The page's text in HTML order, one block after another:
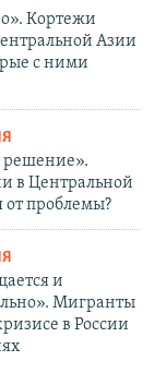
Кортежи
Азии
с ними
решение».
в Центральной
от проблемы?
и
Мигранты
в России